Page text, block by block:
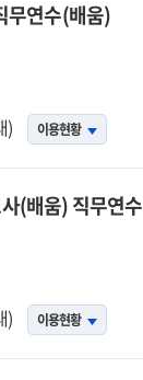
무연수(배움)
) 이용현황
(배움) 직무연수
) 이용현황